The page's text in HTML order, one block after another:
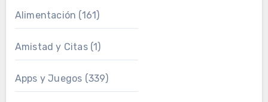
Alimentación (161)
Amistad y Citas(1)
Apps y Juegos (339)